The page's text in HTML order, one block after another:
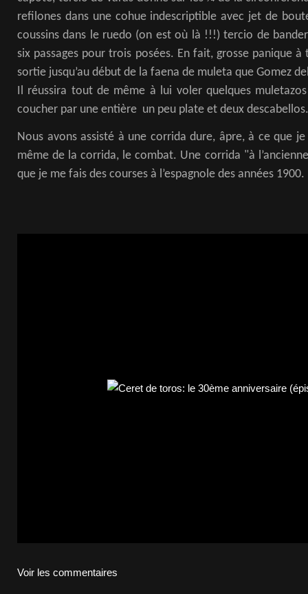
refilones dans une cohue indescriptible avec jet de
coussins dans le ruedo (on est où là !!!) tercio de
six passages pour trois posées. En fait, grosse panique à
sortie jusqu’au début de la faena de muleta que Gomez
Il réussira tout de même à lui voler quelques
coucher par une entière un peu plate et deux descabellos.
Nous avons assisté à une corrida dure, âpre, à ce que
même de la corrida, le combat. Une corrida "à
que je me fais des courses à l’espagnole des années 1900.
Voir les commentaires